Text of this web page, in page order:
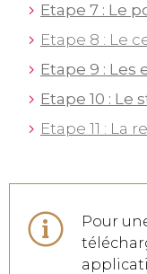
Etape 7 : Le
Etape 8 : Le
Etape 9 : Les
Etape 10 :
Etape 11 : La
Pour